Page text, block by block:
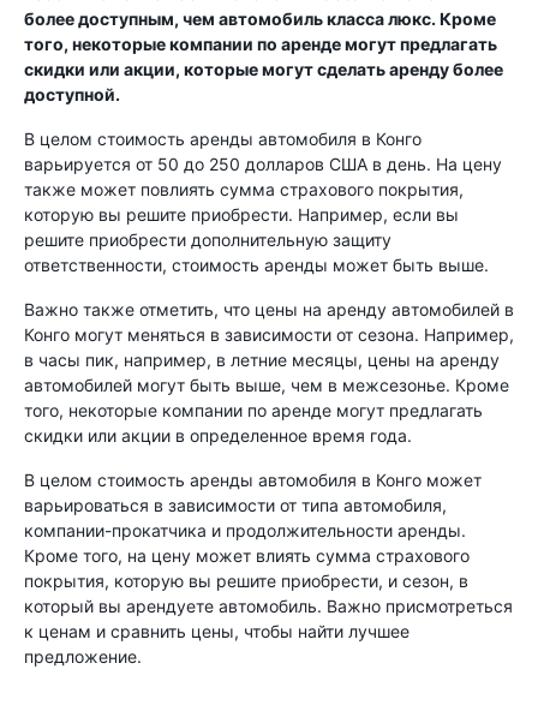
более доступным, чем автомобиль класса люкс. Кроме
того, некоторые компании по аренде могут предлагать
скидки или акции, которые могут сделать аренду более
доступной.
В целом стоимость аренды автомобиля в Конго
варьируется от 50 до 250 долларов США в день. На цену
также может повлиять сумма страхового покрытия,
которую вы решите приобрести. Например, если вы
решите приобрести дополнительную защиту
ответственности, стоимость аренды может быть выше.
Важно также отметить, что цены на аренду автомобилей в
Конго могут меняться в зависимости от сезона. Например,
в часы пик, например, в летние месяцы, цены на аренду
автомобилей могут быть выше, чем в межсезонье. Кроме
того, некоторые компании по аренде могут предлагать
скидки или акции в определенное время года.
В целом стоимость аренды автомобиля в Конго может
варьироваться в зависимости от типа автомобиля,
компании-прокатчика и продолжительности аренды.
Кроме того, на цену может влиять сумма страхового
покрытия, которую вы решите приобрести, и сезон, в
который вы арендуете автомобиль. Важно присмотреться
к ценам и сравнить цены, чтобы найти лучшее
предложение.